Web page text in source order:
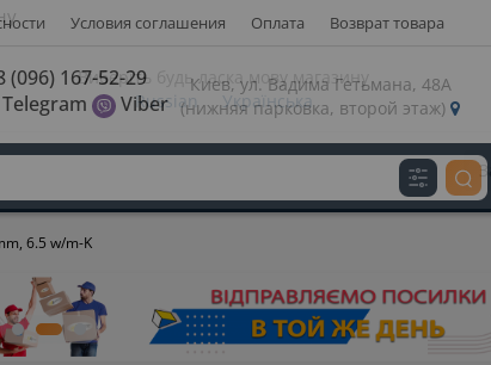
Условия соглашения Оплата Возврат товара
(096) 167-52-29
Telegram
Viber
Киев, ул. Вадима Гетьмана, 48А
(нижняя парковка, второй этаж)
6.5 w/m-K
Russian
Українська